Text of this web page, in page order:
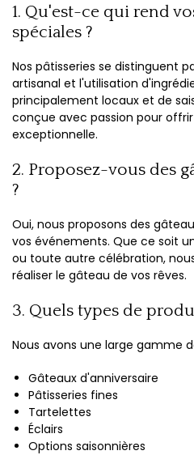
1. Qu'est-ce qui rend
spéciales ?
Nos pâtisseries se distinguent
artisanal et l'utilisation
principalement locaux et de
conçue avec passion pour
exceptionnelle.
2. Proposez-vous des
?
Oui, nous proposons des
vos événements. Que ce soit
ou toute autre célébration,
réaliser le gâteau de vos rêves.
3. Quels types de
Nous avons une large gamme
Gâteaux d'anniversaire
Pâtisseries fines
Tartelettes
Éclairs
Options saisonnières